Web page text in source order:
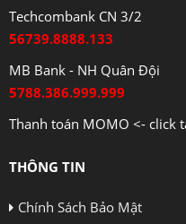
Techcombank CN 3/2
56739.8888.133
MB Bank - NH Quân Đội
5788.386.999.999
Thanh toán MOMO <- click
THÔNG TIN
Chính Sách Bảo Mật